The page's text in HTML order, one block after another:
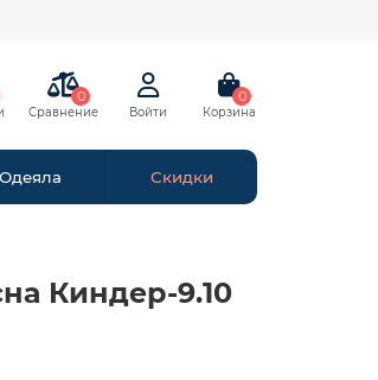
0 0
Одеяла Скидки
Киндер-9.10